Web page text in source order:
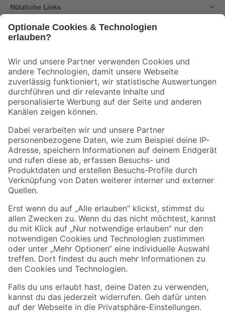
Nützliche Links
Der toom Newsletter: Keine Angebote und Aktionen mehr verpassen!
Zur Newsletter Anmeldung
Folge uns
Zahlungsarten Versandarten
Sicher einkaufen
Jetzt die toom-App herunterladen
Alle Preisangaben in EUR inkl. gesetzl. MwSt.. Die dargestellten Angebote sind unter
Umständen nicht in allen Märkten verfügbar. Die angegebenen Verfügbarkeiten beziehen